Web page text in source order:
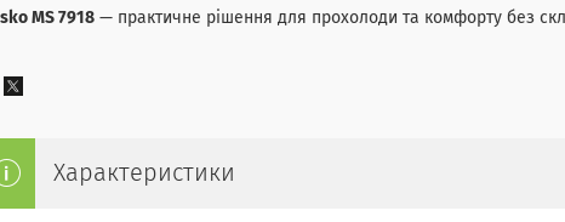
MS 7918 — практичне рішення для прохолоди та комфорту без
Характеристики